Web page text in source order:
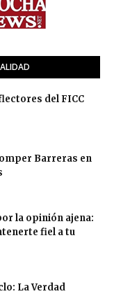
del FICC
Barreras en
la opinión ajena:
fiel a tu
La Verdad